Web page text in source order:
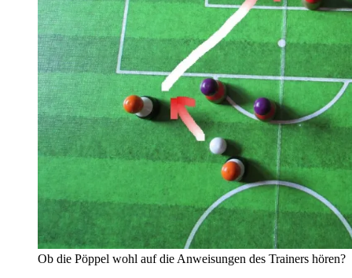
Ob die Pöppel wohl auf die Anweisungen des Trainers hören?